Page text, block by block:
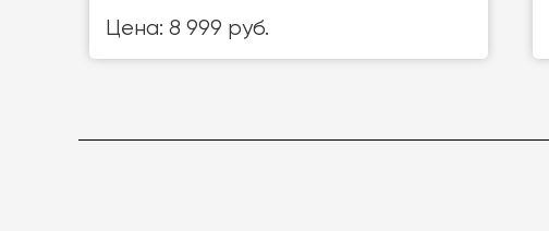
Цена: 8 999 руб.